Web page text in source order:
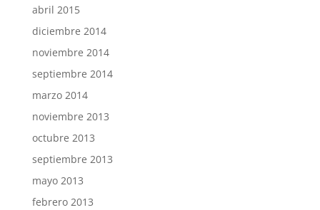
abril 2015
diciembre 2014
noviembre 2014
septiembre 2014
marzo 2014
noviembre 2013
octubre 2013
septiembre 2013
mayo 2013
febrero 2013